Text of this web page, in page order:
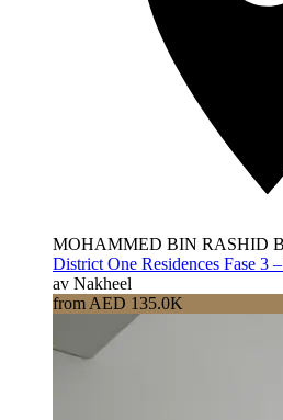
MOHAMMED BIN RASHID
District One Residences Fase 3
av Nakheel
from AED 135.0K